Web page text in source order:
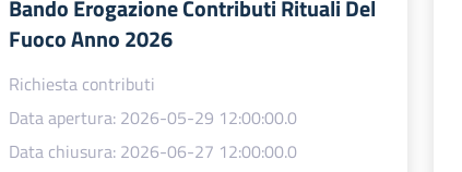
Bando Erogazione Contributi Rituali Del
Fuoco Anno 2026
Richiesta contributi
Data apertura: 2026-05-29 12:00:00.0
Data chiusura: 2026-06-27 12:00:00.0